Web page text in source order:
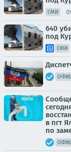
СМИ
640
под
СМИ
в пгт
по